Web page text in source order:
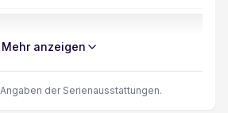
Mehr anzeigen
der Serienausstattungen.